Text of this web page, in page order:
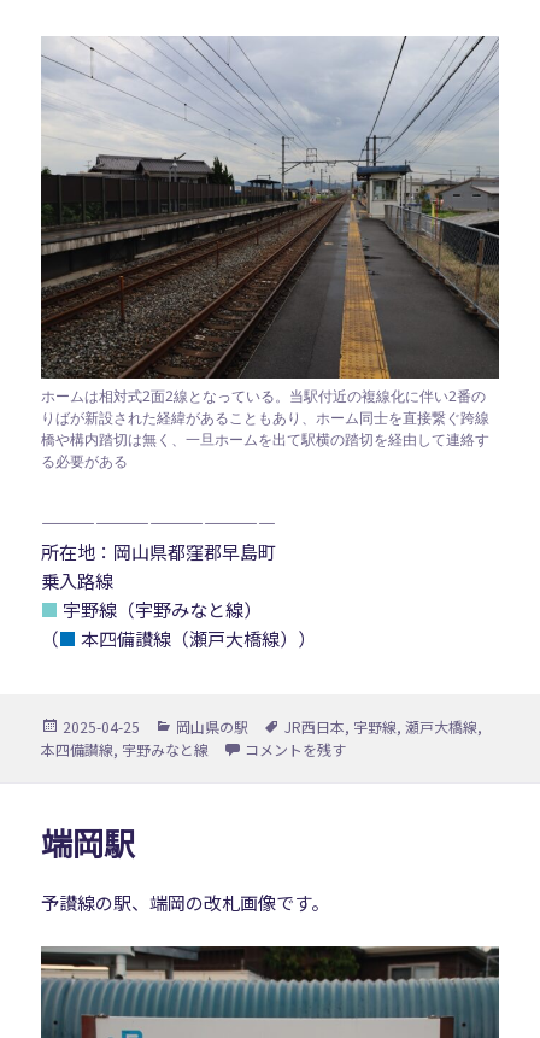
ホームは相対式2面2線となっている。当駅付近の複線化に伴い2番の
りばが新設された経緯があることもあり、ホーム同士を直接繋ぐ跨線
橋や構内踏切は無く、一旦ホームを出て駅横の踏切を経由して連絡す
る必要がある
—————————————
所在地：岡山県都窪郡早島町
乗入路線
■ 宇野線（宇野みなと線）
（■ 本四備讃線（瀬戸大橋線））
投
稿
2025-04-25
カ
テ
岡山県の駅
タ
グ
JR西日本, 宇野線,瀬戸大橋線,
本四備讃線, 宇野みなと線 久々原駅 に
コメントを残す
端岡駅
予讃線の駅、端岡の改札画像です。